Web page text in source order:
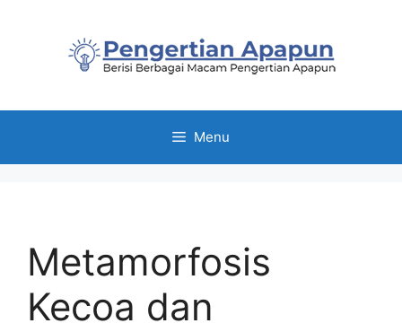
Menu
Metamorfosis
Kecoa dan